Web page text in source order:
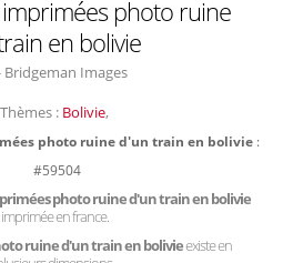
photo ruine
en bolivie
Images
Thèmes : Bolivie,
photo ruine d'un train en bolivie :
#59504
photo ruine d'un train en bolivie
imprimée en france.
ruine d'un train en bolivieexiste en